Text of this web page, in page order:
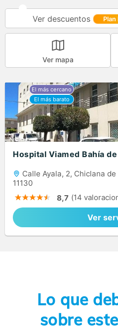
Ver descuentos
Ver mapa
Hospital Viamed Bahía
Calle Ayala, 2, Chiclana
11130
8,7 (14
Ver
Lo que
sobre